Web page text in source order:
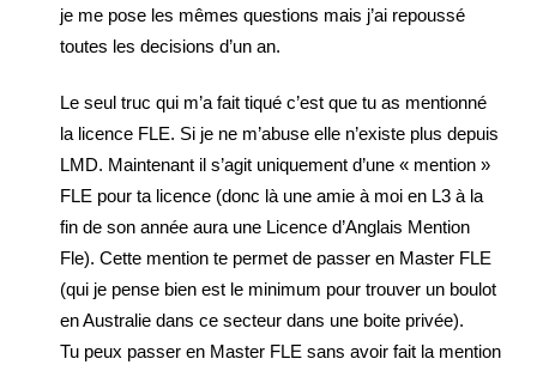
je me pose les mêmes questions mais j’ai repoussé
toutes les decisions d’un an.
Le seul truc qui m’a fait tiqué c’est que tu as mentionné
la licence FLE. Si je ne m’abuse elle n’existe plus depuis
LMD. Maintenant il s’agit uniquement d’une « mention »
FLE pour ta licence (donc là une amie à moi en L3 à la
fin de son année aura une Licence d’Anglais Mention
Fle). Cette mention te permet de passer en Master FLE
(qui je pense bien est le minimum pour trouver un boulot
en Australie dans ce secteur dans une boite privée).
Tu peux passer en Master FLE sans avoir fait la mention